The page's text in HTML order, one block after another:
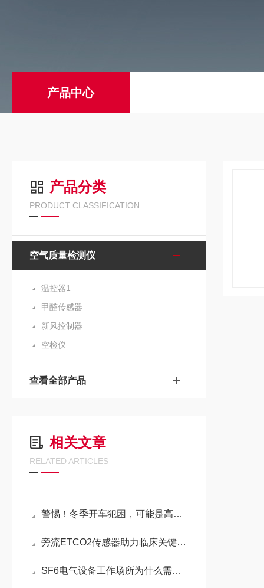
产品中心
产品分类
PRODUCT CLASSIFICATION
空气质量检测仪
温控器1
甲醛传感器
新风控制器
空检仪
查看全部产品
相关文章
RELATED ARTICLES
警惕！冬季开车犯困，可能是高浓度二氧化碳在“作祟”
旁流ETCO2传感器助力临床关键指标监测
SF6电气设备工作场所为什么需要安装SF6传感器？如何选择合适的SF6传感器？